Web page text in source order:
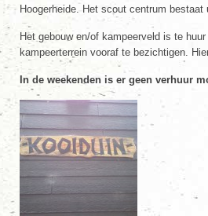
Hoogerheide. Het scout centrum
Het gebouw en/of kampeerveld is te
kampeerterrein vooraf te bezichtigen.
In de weekenden is er geen verhuur